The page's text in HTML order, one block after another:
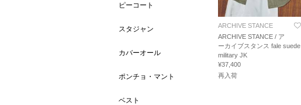
ピーコート
スタジャン
カバーオール
ポンチョ・マント
ベスト
ARCHIVE STANCE
ARCHIVE STANCE / ア
ーカイブスタンス fale suede
military JK
¥37,400
再入荷